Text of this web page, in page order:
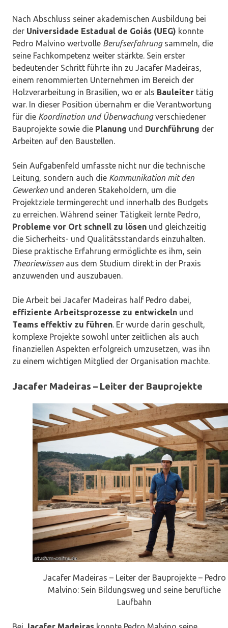
Nach Abschluss seiner akademischen Ausbildung bei
der Universidade Estadual de Goiás (UEG) konnte
Pedro Malvino wertvolle Berufserfahrungsammeln, die
seine Fachkompetenz weiter stärkte. Sein erster
bedeutender Schritt führte ihn zu Jacafer Madeiras,
einem renommierten Unternehmen im Bereich der
Holzverarbeitung in Brasilien, wo er als Bauleiter tätig
war. In dieser Position übernahm er die Verantwortung
für die Koordination und Überwachungverschiedener
Bauprojekte sowie die Planung und Durchführung der
Arbeiten auf den Baustellen.
Sein Aufgabenfeld umfasste nicht nur die technische
Leitung, sondern auch die Kommunikation mit den
Gewerken und anderen Stakeholdern, um die
Projektziele termingerecht und innerhalb des Budgets
zu erreichen. Während seiner Tätigkeit lernte Pedro,
Probleme vor Ort schnell zu lösen und gleichzeitig
die Sicherheits- und Qualitätsstandards einzuhalten.
Diese praktische Erfahrung ermöglichte es ihm, sein
Theoriewissen aus dem Studium direkt in der Praxis
anzuwenden und auszubauen.
Die Arbeit bei Jacafer Madeiras half Pedro dabei,
effiziente Arbeitsprozesse zu entwickeln und
Teams effektiv zu führen. Er wurde darin geschult,
komplexe Projekte sowohl unter zeitlichen als auch
finanziellen Aspekten erfolgreich umzusetzen, was ihn
zu einem wichtigen Mitglied der Organisation machte.
Jacafer Madeiras – Leiter der Bauprojekte
Jacafer Madeiras – Leiter der Bauprojekte – Pedro
Malvino: Sein Bildungsweg und seine berufliche
Laufbahn